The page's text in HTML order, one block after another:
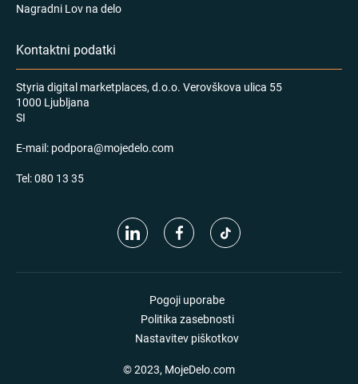
Nagradni Lov na delo
Kontaktni podatki
Styria digital marketplaces, d.o.o. Verovškova ulica 55
1000 Ljubljana
SI
E-mail: podpora@mojedelo.com
Tel:080 13 35
Pogoji uporabe
Politika zasebnosti
Nastavitev piškotkov
© 2023, MojeDelo.com